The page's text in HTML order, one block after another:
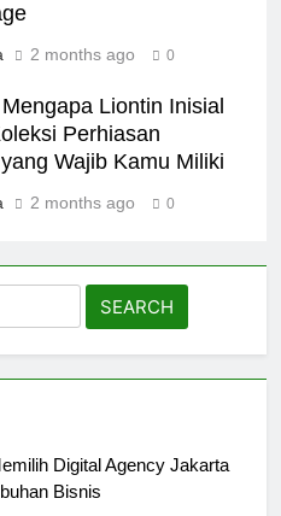
2 months ago 0
Liontin Inisial
Perhiasan
Wajib Kamu Miliki
2 months ago 0
Digital Agency Jakarta
Bisnis